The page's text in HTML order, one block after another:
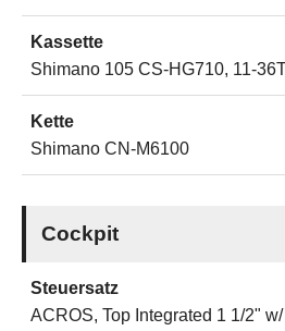
Kassette
Shimano 105 CS-HG710, 11-
Kette
Shimano CN-M6100
Cockpit
Steuersatz
ACROS, Top Integrated 1 1/2"